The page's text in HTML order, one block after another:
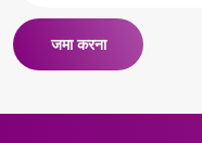
जमा करना